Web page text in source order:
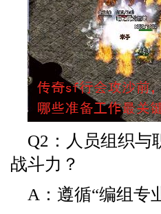
Q2：人员组织与
战斗力？
A：遵循“编组专